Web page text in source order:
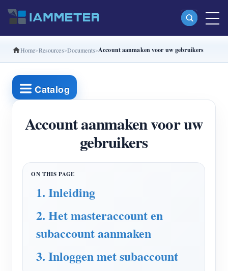
Producten
Enkelfasige Wi-Fi-energiemeter (WEM3080)
Split-phase Wi-Fi-energiemeter (WEM2067)
Driefasige Wi-Fi-energiemeter (WEM3046T)
WiFi-vermogenscontroller
IAMMETER Cloud Pro
Self-hostingservice
EV-lader
IAMMETER-simulator
Home Resources Documents Account aanmaken voor uw gebruikers
Catalog
Account aanmaken voor uw
gebruikers
1. Inleiding
2. Het masteraccount en
subaccount aanmaken
3. Inloggen met subaccount